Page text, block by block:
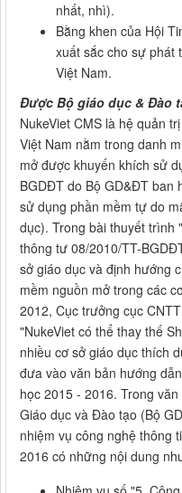
nhất, nhì).
Bằng khen của Hội
xuất sắc cho sự phát
Việt Nam.
Được Bộ giáo dục & Đào
NukeViet CMS là hệ quản
Việt Nam nằm trong danh
mở được khuyến khích sử
BGDĐT do Bộ GD&ĐT ban
sử dụng phần mềm tự do
dục). Trong bài thuyết trình
thông tư 08/2010/TT-
sở giáo dục và định hướng
mềm nguồn mở trong các
2012, Cục trưởng cục
"NukeViet có thể thay thế
nhiều cơ sở giáo dục thích
đưa vào văn bản hướng
học 2015 - 2016. Trong
Giáo dục và Đào tạo (Bộ
nhiệm vụ công nghệ thông
2016 có những nội dung